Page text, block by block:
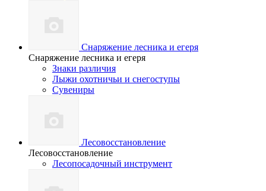
Снаряжение лесника и егеря
Снаряжение лесника и егеря
Знаки различия
Лыжи охотничьи и снегоступы
Сувениры
Лесовосстановление
Лесовосстановление
Лесопосадочный инструмент